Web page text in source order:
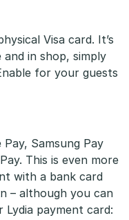
Visa card. It’s
in shop, simply
for your guests
Samsung Pay
This is even more
with a bank card
– although you can
payment card: